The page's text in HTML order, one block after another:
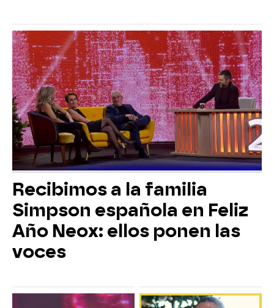
Recibimos a la familia
Simpson española en Feliz
Año Neox: ellos ponen las
voces